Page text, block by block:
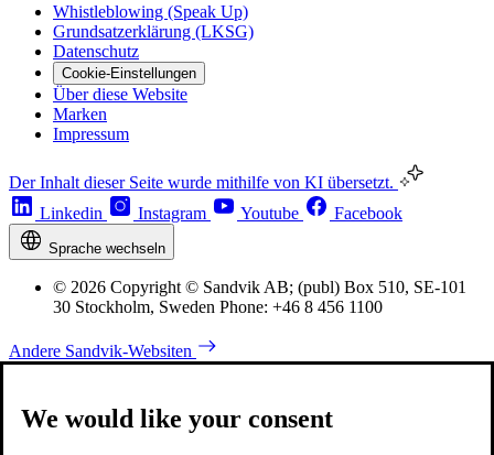
Whistleblowing (Speak Up)
Grundsatzerklärung (LKSG)
Datenschutz
Cookie-Einstellungen
Über diese Website
Marken
Impressum
Der Inhalt dieser Seite wurde mithilfe von KI übersetzt.
Linkedin
Instagram Youtube Facebook
Sprache wechseln
© 2026 Copyright © Sandvik AB; (publ) Box 510, SE-101
30 Stockholm, Sweden Phone: +46 8 456 1100
Andere Sandvik-Websiten
We would like your consent